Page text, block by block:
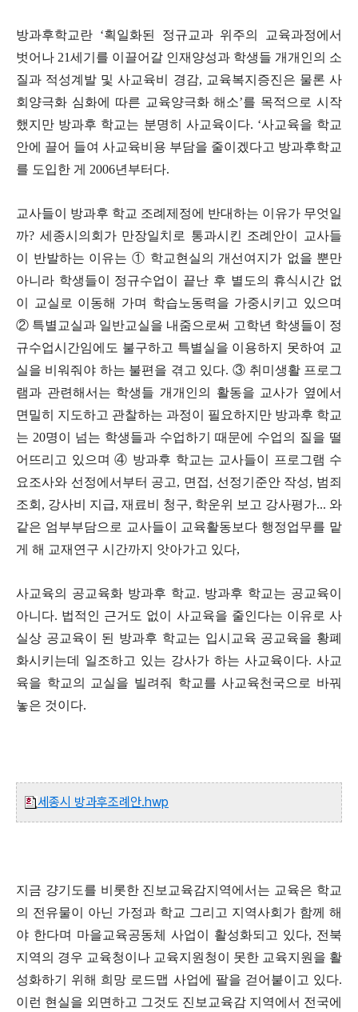
방과후학교란 ‘획일화된 정규교과 위주의 교육과정에서
벗어나 21세기를 이끌어갈 인재양성과 학생들 개개인의 소
질과 적성계발 및 사교육비 경감, 교육복지증진은 물론 사
회양극화 심화에 따른 교육양극화 해소’를 목적으로 시작
했지만 방과후 학교는 분명히 사교육이다. ‘사교육을 학교
안에 끌어 들여 사교육비용 부담을 줄이겠다고 방과후학교
를 도입한 게 2006년부터다.
교사들이 방과후 학교 조례제정에 반대하는 이유가 무엇일
까? 세종시의회가 만장일치로 통과시킨 조례안이 교사들
이 반발하는 이유는 ① 학교현실의 개선여지가 없을 뿐만
아니라 학생들이 정규수업이 끝난 후 별도의 휴식시간 없
이 교실로 이동해 가며 학습노동력을 가중시키고 있으며
② 특별교실과 일반교실을 내줌으로써 고학년 학생들이 정
규수업시간임에도 불구하고 특별실을 이용하지 못하여 교
실을 비워줘야 하는 불편을 겪고 있다. ③ 취미생활 프로그
램과 관련해서는 학생들 개개인의 활동을 교사가 옆에서
면밀히 지도하고 관찰하는 과정이 필요하지만 방과후 학교
는 20명이 넘는 학생들과 수업하기 때문에 수업의 질을 떨
어뜨리고 있으며 ④ 방과후 학교는 교사들이 프로그램 수
요조사와 선정에서부터 공고, 면접, 선정기준안 작성, 범죄
조회 , 강사비 지급, 재료비 청구, 학운위 보고 강사평가... 와
같은 엄부부담으로 교사들이 교육활동보다 행정업무를 맡
게 해 교재연구 시간까지 앗아가고 있다,
사교육의 공교육화 방과후 학교. 방과후 학교는 공교육이
아니다. 법적인 근거도 없이 사교육을 줄인다는 이유로 사
실상 공교육이 된 방과후 학교는 입시교육 공교육을 황폐
화시키는데 일조하고 있는 강사가 하는 사교육이다. 사교
육을 학교의 교실을 빌려줘 학교를 사교육천국으로 바꿔
놓은 것이다.
세종시 방과후조례안.hwp
지금 걍기도를 비롯한 진보교육감지역에서는 교육은 학교
의 전유물이 아닌 가정과 학교 그리고 지역사회가 함께 해
야 한다며 마을교육공동체 사업이 활성화되고 있다, 전북
지역의 경우 교육청이나 교육지원청이 못한 교육지원을 활
성화하기 위해 희망 로드맵 사업에 팔을 걷어붙이고 있다.
이런 현실을 외면하고 그것도 진보교육감 지역에서 전국에